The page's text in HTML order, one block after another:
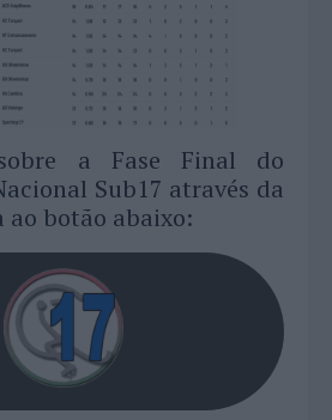
a Fase Final do
Sub17 através da
ao botão abaixo: